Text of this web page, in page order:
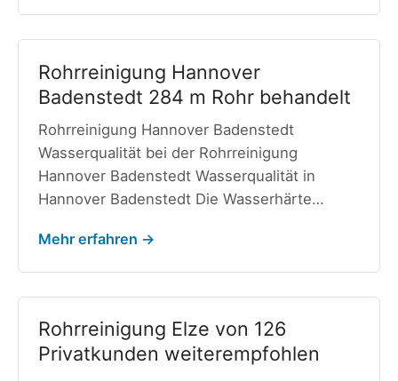
Rohrreinigung Hannover
Badenstedt 284 m Rohr behandelt
Rohrreinigung Hannover Badenstedt
Wasserqualität bei der Rohrreinigung
Hannover Badenstedt Wasserqualität in
Hannover Badenstedt Die Wasserhärte…
Mehr erfahren →
Rohrreinigung Elze von 126
Privatkunden weiterempfohlen